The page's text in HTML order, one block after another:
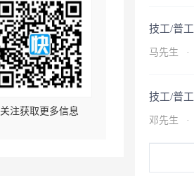
关注获取更多信息
技工/普工
马先生 ·
技工/普工
邓先生 ·